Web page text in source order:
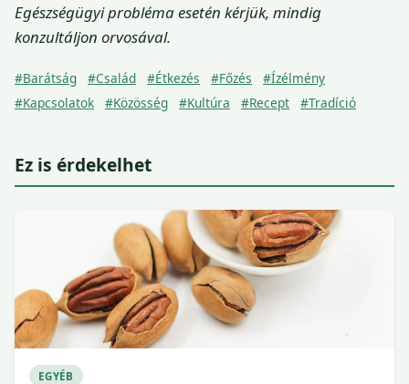
Egészségügyi probléma esetén kérjük, mindig
konzultáljon orvosával.
#Barátság #Család #Étkezés #Főzés
#Ízélmény
#Kapcsolatok
#Közösség #Kultúra #Recept #Tradíció
Ez is érdekelhet
EGYÉB